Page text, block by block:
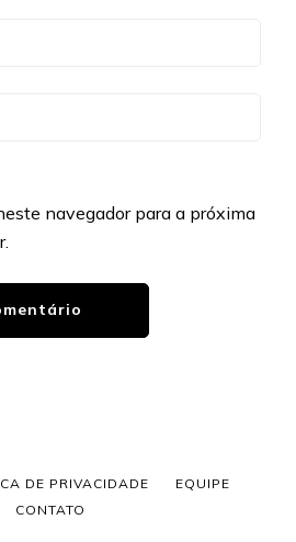
navegador para a próxima
DE PRIVACIDADE
EQUIPE
CONTATO